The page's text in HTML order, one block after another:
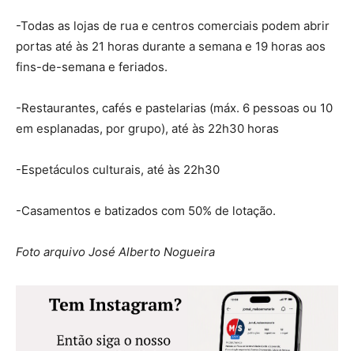
-Todas as lojas de rua e centros comerciais podem abrir
portas até às 21 horas durante a semana e 19 horas aos
fins-de-semana e feriados.
-Restaurantes, cafés e pastelarias (máx. 6 pessoas ou 10
em esplanadas, por grupo), até às 22h30 horas
-Espetáculos culturais, até às 22h30
-Casamentos e batizados com 50% de lotação.
Foto arquivo José Alberto Nogueira